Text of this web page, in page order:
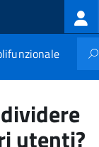
utenti?